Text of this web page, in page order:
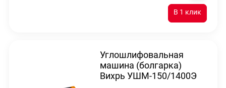
Углошлифовальная
машина (болгарка)
Вихрь УШМ-150/1400Э